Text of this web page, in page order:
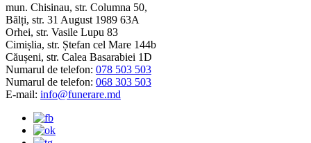
mun. Chisinau, str. Columna 50,
Bălți, str. 31 August 1989 63A
Orhei, str. Vasile Lupu 83
Cimișlia, str. Ștefan cel Mare 144b
Căușeni, str. Calea Basarabiei 1D
Numarul de telefon: 078 503 503
Numarul de telefon: 068 303 503
E-mail: info@funerare.md